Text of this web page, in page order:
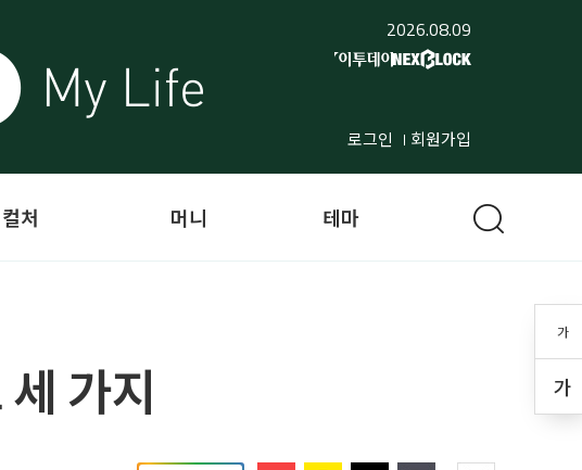
2026.08.09
로그인 회원가입
가
가
컬처 머니 테마
가지